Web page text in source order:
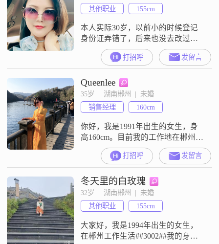
其他职业
155cm
本人实际30岁，以前小的时候登记
身份证弄错了，后来也没去改过！
性格直来直去，希望能在这里遇到
那个懂自己的人
打招呼 发留言
Queenlee
35岁  |  湖南郴州  |  未婚
销售经理
160cm
你好，我是1991年出生的女生，身
高160cm。目前我的工作地在郴州，
学历是大专，月收入在3001到5000
元这个范围。关于我的性格，身边
的人评价我是一个随和易相处的
人，平时待人接物比较平和，不喜
欢计较。我也是一个乐观积极的
人，遇到事情习惯往好的方面去
想，保持着比较正向的心态。在与
人交往中，我自认是一个真诚可靠
的人，答
打招呼 发留言
冬天里的白玫瑰
32岁  |  湖南郴州  |  未婚
其他职业
155cm
大家好，我是1994年出生的女生，
在郴州工作生活##3002##我的身高